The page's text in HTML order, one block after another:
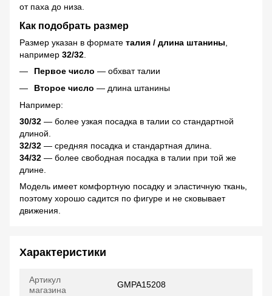
от паха до низа.
Как подобрать размер
Размер указан в формате талия / длина штанины
например 32/32
Первое число — обхват талии
Второе число — длина штанины
Например:
30/32 — более узкая посадка в талии со стандартной
длиной.
32/32 — средняя посадка и стандартная длина.
34/32 — более свободная посадка в талии при той же
длине.
Модель имеет комфортную посадку и эластичную ткань,
поэтому хорошо садится по фигуре и не сковывает
движения.
Характеристики
Артикул
магазина
GMPA15208